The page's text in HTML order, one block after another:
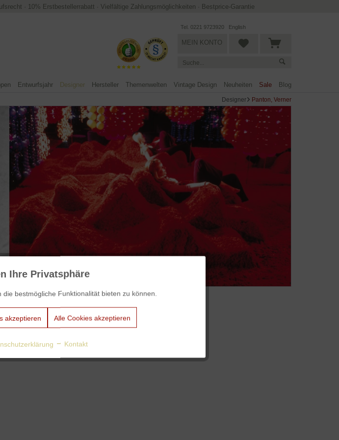
· 10% Erstbestellerrabatt · Vielfältige Zahlungsmöglichkeiten · Bestprice-Garantie
Tel. 0221 9723920 English
MEIN KONTO
Entwurfsjahr Designer Hersteller Themenwelten Vintage Design Neuheiten Sale Blog
Designer Panton, Verner
LADEN
Ihre Privatsphäre
bestmögliche Funktionalität bieten zu können.
akzeptieren Alle Cookies akzeptieren
Kontakt